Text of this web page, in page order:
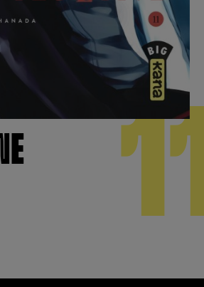
S’inscrire